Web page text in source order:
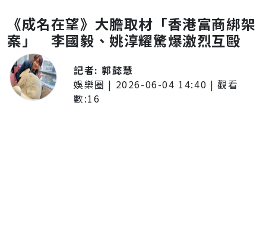
《成名在望》大膽取材「香港富商綁架
案」 李國毅、姚淳耀驚爆激烈互毆
記者:郭懿慧
娛樂圈 | 2026-06-04 14:40 | 觀看
數:16